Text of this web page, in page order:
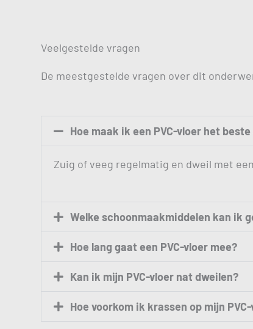
Veelgestelde vragen
De meestgestelde vragen over dit
Hoe maak ik een PVC-vloer het
Zuig of veeg regelmatig en dweil met
Welke schoonmaakmiddelen kan ik
Hoe lang gaat een PVC-vloer mee?
Kan ik mijn PVC-vloer nat dweilen?
Hoe voorkom ik krassen op mijn